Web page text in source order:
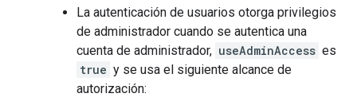
La autenticación de usuarios otorga privilegios
de administrador cuando se autentica una
cuenta de administrador, useAdminAccess es
true y se usa el siguiente alcance de
autorización: